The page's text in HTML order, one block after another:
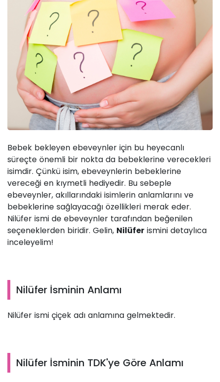
Bebek bekleyen ebeveynler için bu heyecanlı
süreçte önemli bir nokta da bebeklerine verecekleri
isimdir. Çünkü isim, ebeveynlerin bebeklerine
vereceği en kıymetli hediyedir. Bu sebeple
ebeveynler, akıllarındaki isimlerin anlamlarını ve
bebeklerine sağlayacağı özellikleri merak eder.
Nilüfer ismi de ebeveynler tarafından beğenilen
seçeneklerden biridir. Gelin, Nilüfer ismini detaylıca
inceleyelim!
Nilüfer İsminin Anlamı
Nilüfer ismi çiçek adı anlamına gelmektedir.
Nilüfer İsminin TDK'ye Göre Anlamı